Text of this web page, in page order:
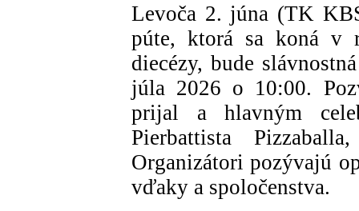
Levoča 2. júna (TK
púte, ktorá sa koná v
diecézy, bude
júla 2026 o 10:00.
prijal a hlavným
Pierbattista
Organizátori pozývajú
vďaky a spoločenstva.